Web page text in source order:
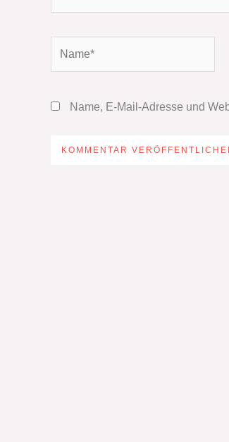
Name, E-Mail-Adresse und